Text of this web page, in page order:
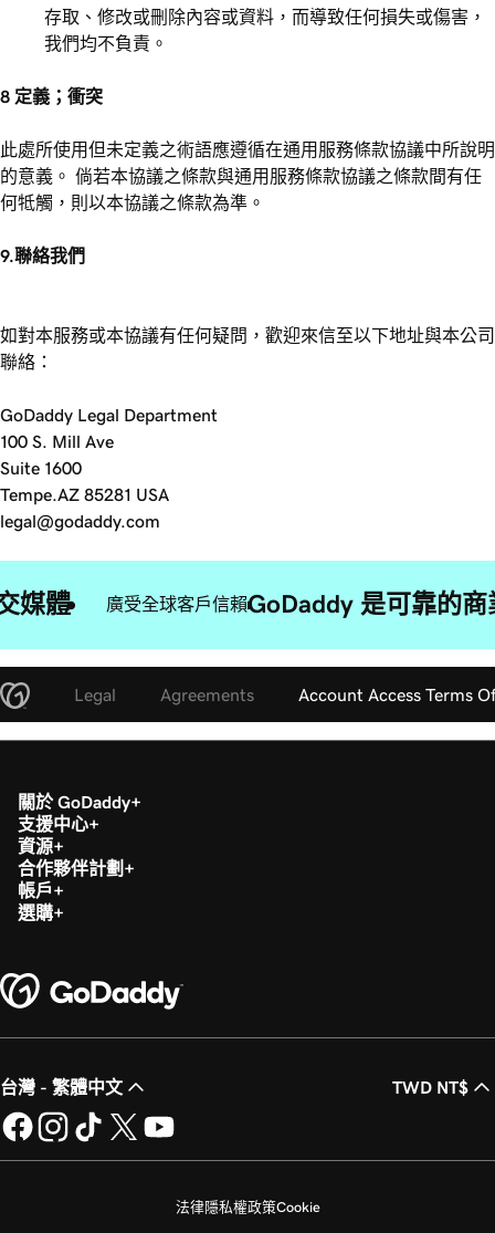
存取、修改或刪除內容或資料，而導致任何損失或傷害，
我們均不負責。
8 定義；衝突
此處所使用但未定義之術語應遵循在通用服務條款協議中所說明
的意義。 倘若本協議之條款與通用服務條款協議之條款間有任
何牴觸，則以本協議之條款為準。
9.聯絡我們
如對本服務或本協議有任何疑問，歡迎來信至以下地址與本公司
聯絡：
GoDaddy Legal Department
100 S. Mill Ave
Suite 1600
Tempe.AZ 85281 USA
legal@godaddy.com
媒體 廣受全球客戶信賴GoDaddy 是可靠的
Legal Agreements Account Access Terms
關於 GoDaddy
支援中心
資源
合作夥伴計劃
帳戶
選購
台灣 - 繁體中文 TWD NT$
法律隱私權政策Cookie